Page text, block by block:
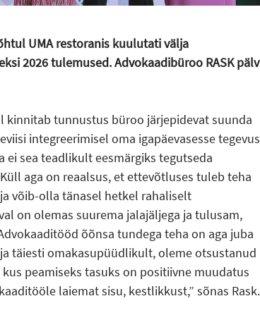
UMA restoranis kuulutati välja
2026 tulemused. Advokaadibüroo RASK
kinnitab tunnustus büroo järjepidevat suunda
integreerimisel oma igapäevasesse
sea teadlikult eesmärgiks tegutseda
aga on reaalsus, et ettevõtluses tuleb teha
võib-olla tänasel hetkel rahaliselt
on olemas suurema jalajäljega ja tulusam,
õõnsa tundega teha on aga juba
täiesti omakasupüüdlikult, oleme otsustanud
peamiseks tasuks on positiivne muudatus
laiemat sisu, kestlikkust,” sõnas Rask.